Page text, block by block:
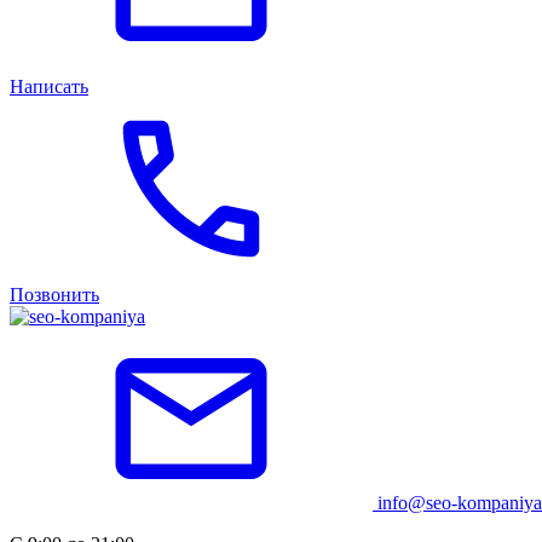
Написать
Позвонить
info@seo-